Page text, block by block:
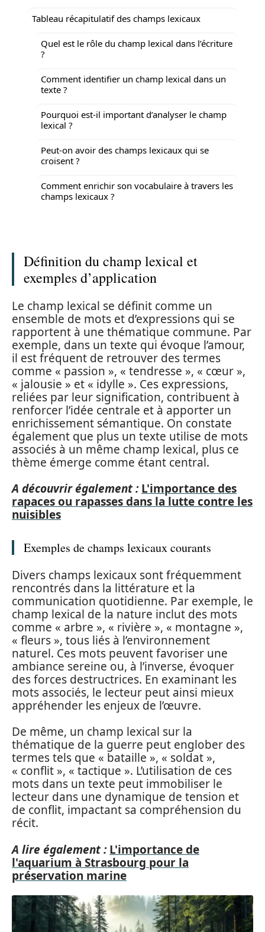
Tableau récapitulatif des champs lexicaux
Quel est le rôle du champ lexical dans l’écriture
?
Comment identifier un champ lexical dans un
texte ?
Pourquoi est-il important d’analyser le champ
lexical ?
Peut-on avoir des champs lexicaux qui se
croisent ?
Comment enrichir son vocabulaire à travers les
champs lexicaux ?
Définition du champ lexical et
exemples d’application
Le champ lexical se définit comme un
ensemble de mots et d’expressions qui se
rapportent à une thématique commune. Par
exemple, dans un texte qui évoque l’amour,
il est fréquent de retrouver des termes
comme « passion », « tendresse », « cœur »,
« jalousie » et « idylle ». Ces expressions,
reliées par leur signification, contribuent à
renforcer l’idée centrale et à apporter un
enrichissement sémantique. On constate
également que plus un texte utilise de mots
associés à un même champ lexical, plus ce
thème émerge comme étant central.
A découvrir également : L'importance des
rapaces ou rapasses dans la lutte contre les
nuisibles
Exemples de champs lexicaux courants
Divers champs lexicaux sont fréquemment
rencontrés dans la littérature et la
communication quotidienne. Par exemple, le
champ lexical de la nature inclut des mots
comme « arbre », « rivière », « montagne »,
« fleurs », tous liés à l’environnement
naturel. Ces mots peuvent favoriser une
ambiance sereine ou, à l’inverse, évoquer
des forces destructrices. En examinant les
mots associés, le lecteur peut ainsi mieux
appréhender les enjeux de l’œuvre.
De même, un champ lexical sur la
thématique de la guerre peut englober des
termes tels que « bataille », « soldat »,
« conflit », « tactique ». L’utilisation de ces
mots dans un texte peut immobiliser le
lecteur dans une dynamique de tension et
de conflit, impactant sa compréhension du
récit.
A lire également : L'importance de
l'aquarium à Strasbourg pour la
préservation marine